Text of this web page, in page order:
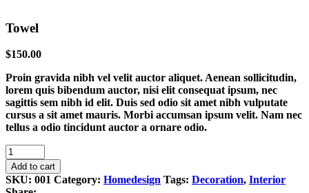
Towel
$150.00
Proin gravida nibh vel velit auctor aliquet. Aenean sollicitudin,
lorem quis bibendum auctor, nisi elit consequat ipsum, nec
sagittis sem nibh id elit. Duis sed odio sit amet nibh vulputate
cursus a sit amet mauris. Morbi accumsan ipsum velit. Nam nec
tellus a odio tincidunt auctor a ornare odio.
Towel
quantity
Add to cart
SKU: 001 Category: Homedesign Tags: Decoration, Interior